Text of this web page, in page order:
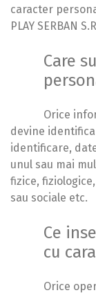
caracter
PLAY SERBAN
Care
Orice
devine
identificare,
unul sau mai
fizice,
sau sociale etc.
Ce
cu
Orice